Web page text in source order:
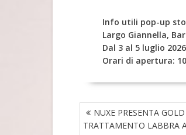
Info utili pop-up
Largo Giannella,
Dal 3 al 5 luglio 2026
Orari di apertura:
NAVIGAZIONE
ARTICOLI
NUXE PRESENTA
TRATTAMENTO LABBRA